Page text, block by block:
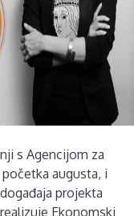
s Agencijom za
augusta, i
projekta
Ekonomski